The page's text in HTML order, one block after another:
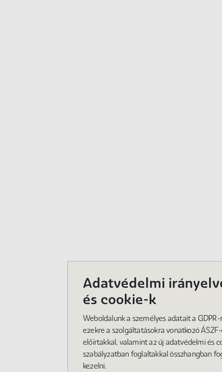
Adatvédelmi
és cookie-k
Weboldalunk a személyes adatait a GDPR-
ezekre a szolgáltatásokra vonatkozó
előírtakkal, valamint az új adatvédelmi és
szabályzatban foglaltakkal összhangban
kezelni.